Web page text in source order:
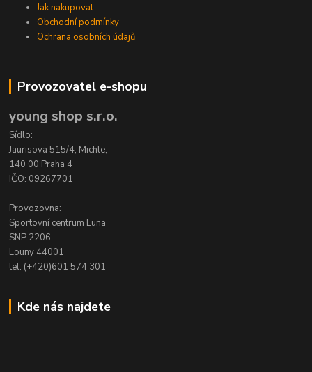
Jak nakupovat
Obchodní podmínky
Ochrana osobních údajů
Provozovatel e-shopu
young shop s.r.o.
Sídlo:
Jaurisova 515/4, Michle,
140 00 Praha 4
IČO: 09267701
Provozovna:
Sportovní centrum Luna
SNP 2206
Louny 44001
tel. (+420)601 574 301
Kde nás najdete